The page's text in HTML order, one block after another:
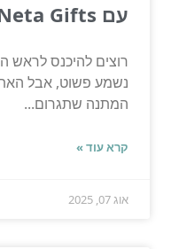
עם Neta Gifts
רוצים להיכנס לראש
נשמע פשוט, אבל
המתנה שתגרום...
קרא עוד »
אוג 07, 2025